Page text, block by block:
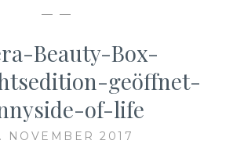
— —
Beauty-Box-
geöffnet-
of-life
NOVEMBER 2017